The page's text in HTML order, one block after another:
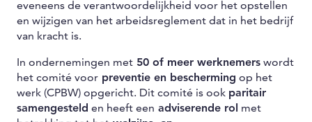
eveneens de verantwoordelijkheid voor het opstellen
en wijzigen van het arbeidsreglement dat in het bedrijf
van kracht is.
In ondernemingen met 50 of meer werknemers wordt
het comité voor preventie en bescherming op het
werk (CPBW) opgericht. Dit comité is ook paritair
samengesteld en heeft een adviserende rol met